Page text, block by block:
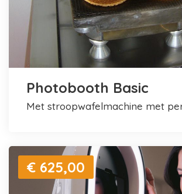
Photobooth Basic
met stroopwafelmachine met
€ 625,00